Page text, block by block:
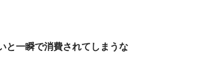
と一瞬で消費されてしまうな